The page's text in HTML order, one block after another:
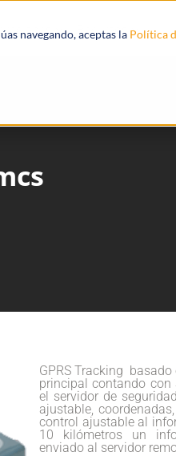
navegando, aceptas la Política
Recursos
GPRS Tracking
principal contando con
el servidor de
ajustable,
control ajustable al
10 kilómetros un
enviado al servidor